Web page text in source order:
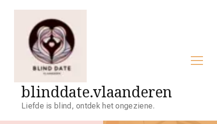
blinddate.vlaanderen
Liefde is blind, ontdek het ongeziene.